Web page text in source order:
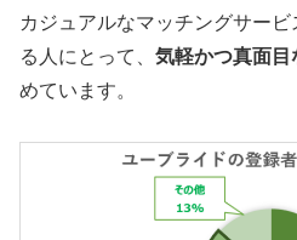
カジュアルなマッチングサー
る人にとって、 気軽かつ真面目
めています。